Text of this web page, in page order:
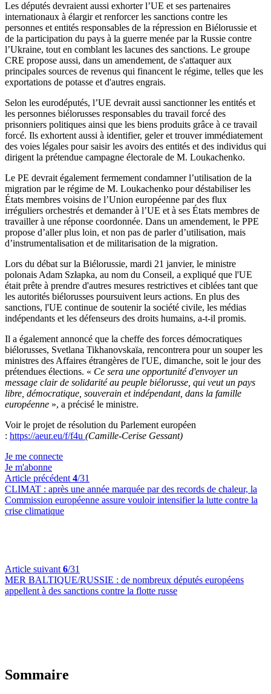
Les députés devraient aussi exhorter l’UE et ses partenaires
internationaux à élargir et renforcer les sanctions contre les
personnes et entités responsables de la répression en Biélorussie et
de la participation du pays à la guerre menée par la Russie contre
l’Ukraine, tout en comblant les lacunes des sanctions. Le groupe
CRE propose aussi, dans un amendement, de s'attaquer aux
principales sources de revenus qui financent le régime, telles que les
exportations de potasse et d'autres engrais.
Selon les eurodéputés, l’UE devrait aussi sanctionner les entités et
les personnes biélorusses responsables du travail forcé des
prisonniers politiques ainsi que les biens produits grâce à ce travail
forcé. Ils exhortent aussi à identifier, geler et trouver immédiatement
des voies légales pour saisir les avoirs des entités et des individus qui
dirigent la prétendue campagne électorale de M. Loukachenko.
Le PE devrait également fermement condamner l’utilisation de la
migration par le régime de M. Loukachenko pour déstabiliser les
États membres voisins de l’Union européenne par des flux
irréguliers orchestrés et demander à l’UE et à ses États membres de
travailler à une réponse coordonnée. Dans un amendement, le PPE
propose d’aller plus loin, et non pas de parler d’utilisation, mais
d’instrumentalisation et de militarisation de la migration.
Lors du débat sur la Biélorussie, mardi 21 janvier, le ministre
polonais Adam Szłapka, au nom du Conseil, a expliqué que l'UE
était prête à prendre d'autres mesures restrictives et ciblées tant que
les autorités biélorusses poursuivent leurs actions. En plus des
sanctions, l'UE continue de soutenir la société civile, les médias
indépendants et les défenseurs des droits humains, a-t-il promis.
Il a également annoncé que la cheffe des forces démocratiques
biélorusses, Svetlana Tikhanovskaïa, rencontrera pour un souper les
ministres des Affaires étrangères de l'UE, dimanche, soit le jour des
prétendues élections. « Ce sera une opportunité d'envoyer un
message clair de solidarité au peuple biélorusse, qui veut un pays
libre, démocratique, souverain et indépendant, dans la famille
européenne », a précisé le ministre.
Voir le projet de résolution du Parlement européen
: https://aeur.eu/f/f4u (Camille-Cerise Gessant)
Je me connecte
Je m'abonne
Article précédent 4/31
CLIMAT : après une année marquée par des records de chaleur, la
Commission européenne assure vouloir intensifier la lutte contre la
crise climatique
Article suivant 6/31
MER BALTIQUE/RUSSIE : de nombreux députés européens
appellent à des sanctions contre la flotte russe
Sommaire